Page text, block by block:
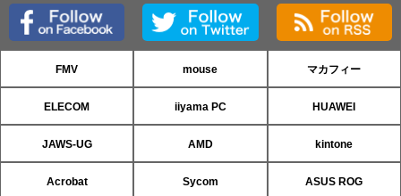
FMV mouse マカフィー
ELECOM iiyama PC HUAWEI
JAWS-UG AMD kintone
Acrobat Sycom ASUS ROG